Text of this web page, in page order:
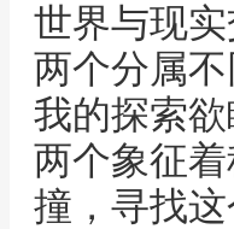
世界与现
两个分属
我的探索
两个象征
撞，寻找